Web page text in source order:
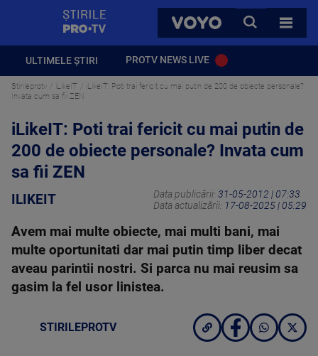
VOYO
CAUTA
TOATE
ULTIMELE ȘTIRI PROTV NEWS LIVE
Stirileprotv iLikeIT
iLikeIT: Poti trai fericit cu mai putin de 200 de obiecte personale?
Invata cum sa fii ZEN
iLikeIT: Poti trai fericit cu mai putin de
200 de obiecte personale? Invata cum
sa fii ZEN
ILIKEIT Data publicării: 31-05-2012 | 07:33
Data actualizării: 17-08-2025 | 05:29
Avem mai multe obiecte, mai multi bani, mai
multe oportunitati dar mai putin timp liber decat
aveau parintii nostri. Si parca nu mai reusim sa
gasim la fel usor linistea.
STIRILEPROTV